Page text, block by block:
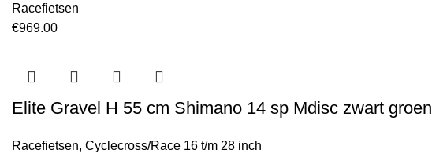
Racefietsen
€969.00
Elite Gravel H 55 cm Shimano 14 sp Mdisc zwart groen
Racefietsen, Cyclecross/Race 16 t/m 28 inch